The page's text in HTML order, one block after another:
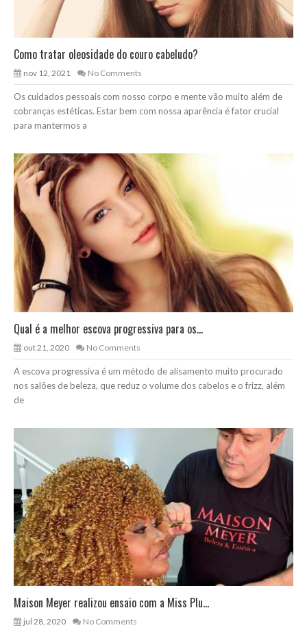
Como tratar oleosidade do couro cabeludo?
nov 12, 2021 No Comments
Os cuidados pessoais com nosso corpo e mente vão muito além de
cobranças estéticas. Estar bem com nossa aparência é fator crucial
para mantermos a
Qual é a melhor escova progressiva para os...
out 21, 2020 No Comments
A escova progressiva é um método de alisamento muito procurado
nos salões de beleza, que reduz o volume dos cabelos e o frizz, além
de
Maison Meyer realizou ensaio com a Miss Plu...
jul 28, 2020 No Comments